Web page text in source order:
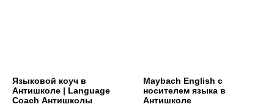
Языковой коуч в
Антишколе | Language
Coach Антишколы
Maybach English c
носителем языка в
Антишколе